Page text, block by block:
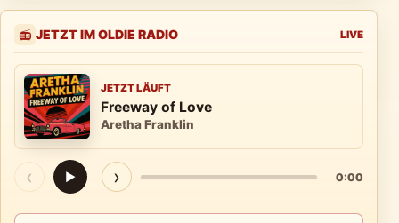
📻 JETZT IM OLDIE RADIO LIVE
JETZT LÄUFT
Freeway of Love
Aretha Franklin
‹ ▶ › 0:00